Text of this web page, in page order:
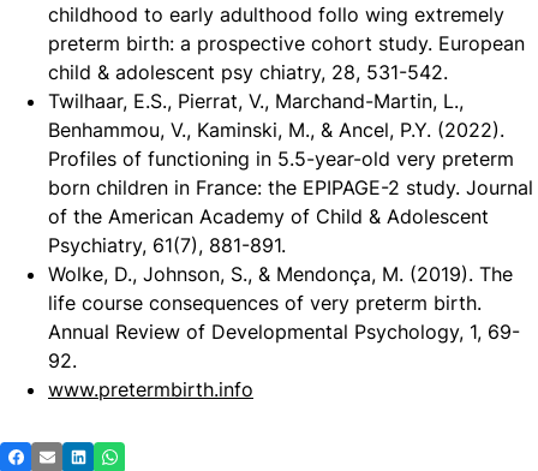
childhood to early adulthood follo wing extremely
preterm birth: a prospective cohort study. European
child & adolescent psy chiatry, 28, 531-542.
Twilhaar, E.S., Pierrat, V., Marchand-Martin, L.,
Benhammou, V., Kaminski, M., & Ancel, P.Y. (2022).
Profiles of functioning in 5.5-year-old very preterm
born children in France: the EPIPAGE-2 study. Journal
of the American Academy of Child & Adolescent
Psychiatry, 61(7), 881-891.
Wolke, D., Johnson, S., & Mendonça, M. (2019). The
life course consequences of very preterm birth.
Annual Review of Developmental Psychology, 1, 69-
92.
www.pretermbirth.info
DeelFacebook
E-mailLinkedInWhatsapp